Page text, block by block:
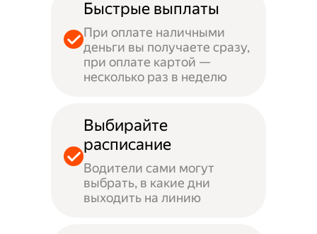
Быстрые выплаты
При оплате наличными
деньги вы получаете сразу,
при оплате картой —
несколько раз в неделю
Выбирайте
расписание
Водители сами могут
выбрать, в какие дни
выходить на линию